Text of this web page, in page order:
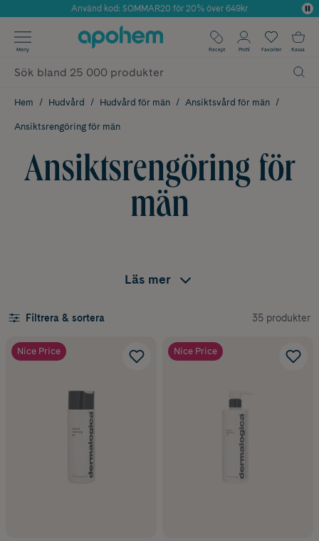
Årets Butik 2025 inom Skönhet
Använd kod: SOMMAR20 för 20% över 649kr
✓ Fri frakt
✓ Poäng på alla köp*
Meny Recept Profil Favoriter Kassa
Hem Hudvård Hudvård för män Ansiktsvård för män
Ansiktsrengöring för män
Ansiktsrengöring för
män
Läs mer
Filtrera & sortera 35 produkter
Nice Price Nice Price